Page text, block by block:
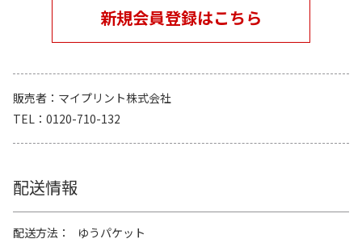
新規会員登録はこちら
販売者
マイプリント株式会社
TEL
0120-710-132
配送情報
配送方法
ゆうパケット